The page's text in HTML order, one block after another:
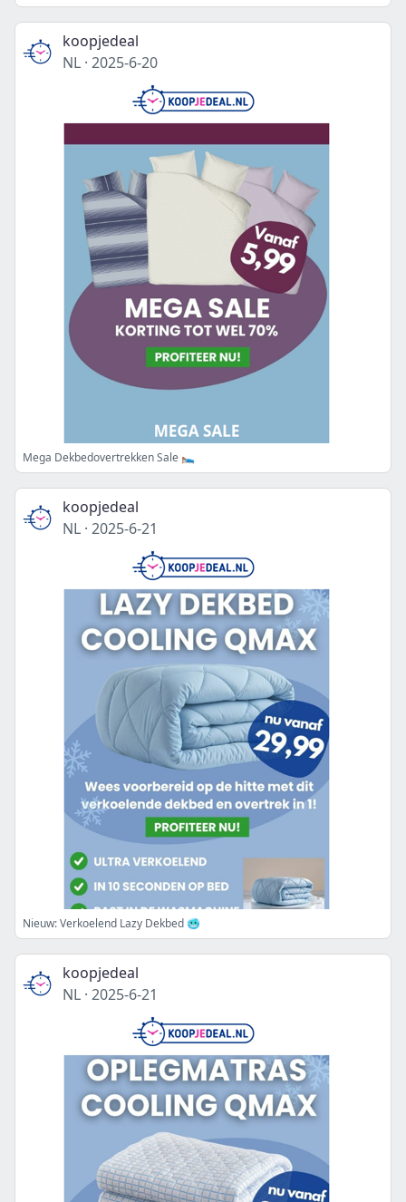
koopjedeal
NL · 2025-6-20
Mega Dekbedovertrekken Sale 🛌🏻
koopjedeal
NL · 2025-6-21
Nieuw: Verkoelend Lazy Dekbed 🥶
koopjedeal
NL · 2025-6-21